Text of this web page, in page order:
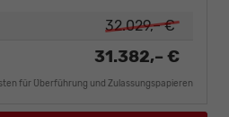
32.029,– €
31.382,– €
für Überführung und Zulassungspapieren